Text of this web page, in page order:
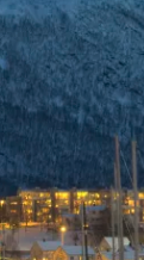
für spannende
die Umgebung.